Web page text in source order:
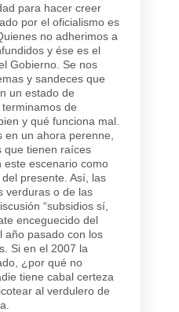
para hacer creer
por el oficialismo es
no adherimos a
y ése es el
Gobierno. Se nos
y sandeces que
un estado de
de
y qué funciona mal.
en un ahora perenne,
que tienen raíces
este escenario como
presente. Así, las
verduras o de las
“subsidios sí,
enceguecido del
año pasado con los
Si en el 2007 la
¿por qué no
tiene cabal certeza
al verdulero de